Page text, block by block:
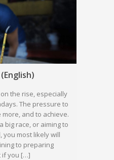
the rise, especially
The pressure to
and to achieve.
big race, or aiming to
you most likely will
to preparing
if you […]